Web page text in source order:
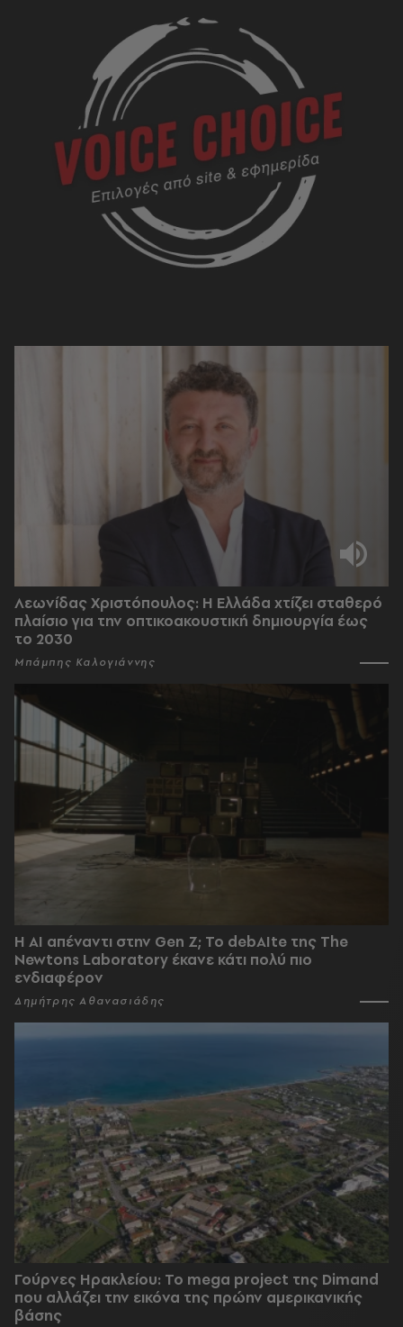
Λεωνίδας Χριστόπουλος: Η Ελλάδα χτίζει σταθερό
πλαίσιο για την οπτικοακουστική δημιουργία έως
το 2030
Μπάμπης Καλογιάννης
Η AI απέναντι στην Gen Z; Το debAIte της The
Newtons Laboratory έκανε κάτι πολύ πιο
ενδιαφέρον
Δημήτρης Αθανασιάδης
Γούρνες Ηρακλείου: To mega project της Dimand
που αλλάζει την εικόνα της πρώην αμερικανικής
βάσης